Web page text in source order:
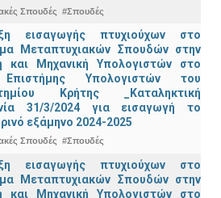
Σπουδές #Σπουδές
εισαγωγής πτυχιούχων στo
Μεταπτυχιακών Σπουδών στην
και Μηχανική Υπολογιστών στο
Υπολογιστών του
Κρήτης _Καταληκτική
31/3/2024 για εισαγωγή το
εξάμηνο 2024-2025
Σπουδές #Σπουδές
εισαγωγής πτυχιούχων στo
Μεταπτυχιακών Σπουδών στην
και Μηχανική Υπολογιστών στο